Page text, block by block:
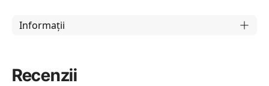
Informații
Recenzii